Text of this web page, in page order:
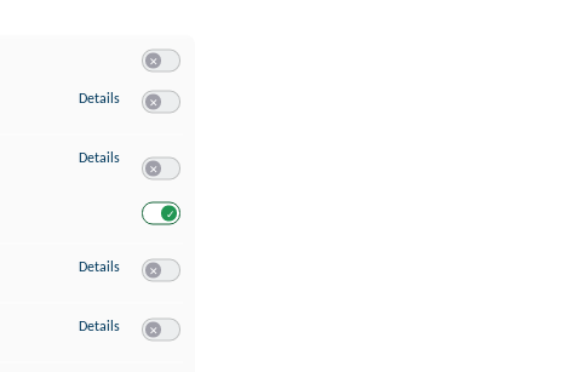
Details zu Speichern von oder Zugriff auf Informationen auf einem Endgerät
Details zu Verwendung reduzierter Daten zur Auswahl von Werbeanzeigen
Details zu Erstellung von Profilen für personalisierte Werbung
Details zu Verwendung von Profilen zur Auswahl personalisierter Werbung